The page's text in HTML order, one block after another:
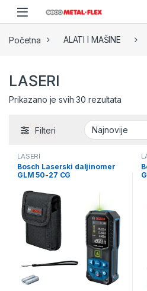
Skip to navigation
Skip to content
Početna ALATI I MAŠINE
LASERI
Prikazano je svih 30 rezultataSorted
Filteri
LASERI
Bosch Laserski daljinomer
GLM 50-27 CG